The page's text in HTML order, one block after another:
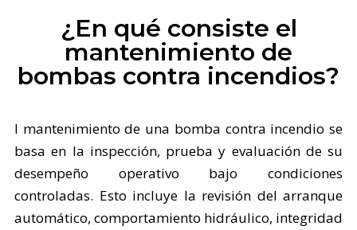
¿En qué consiste el
mantenimiento de
bombas contra incendios?
l mantenimiento de una bomba contra incendio se
basa en la inspección, prueba y evaluación de su
desempeño operativo bajo condiciones
controladas. Esto incluye la revisión del arranque
automático, comportamiento hidráulico, integridad